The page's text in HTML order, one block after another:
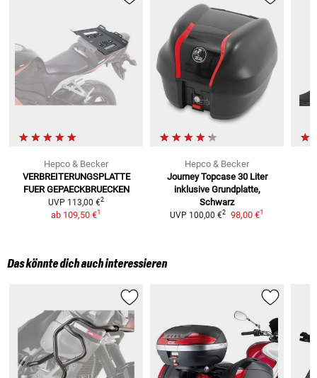
Hepco & Becker
VERBREITERUNGSPLATTE
FUER GEPAECKBRUECKEN
UVP 113,00 €2
ab 109,50 €1
Hepco & Becker
Journey Topcase 30 Liter
inklusive Grundplatte,
Schwarz
UVP 100,00 €2 98,00 €1
Das könnte dich auch interessieren